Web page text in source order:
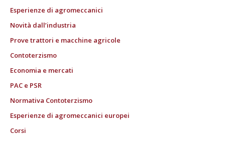
Esperienze di agromeccanici
Novità dall’industria
Prove trattori e macchine agricole
Contoterzismo
Economia e mercati
PAC e PSR
Normativa Contoterzismo
Esperienze di agromeccanici europei
Corsi